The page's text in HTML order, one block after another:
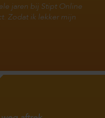
jaren bij Stipt Online
Zodat ik lekker mijn